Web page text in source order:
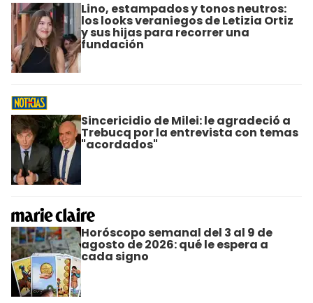
Lino, estampados y tonos neutros:
los looks veraniegos de Letizia Ortiz
y sus hijas para recorrer una
fundación
Sincericidio de Milei: le agradeció a
Trebucq por la entrevista con temas
"acordados"
Horóscopo semanal del 3 al 9 de
agosto de 2026: qué le espera a
cada signo